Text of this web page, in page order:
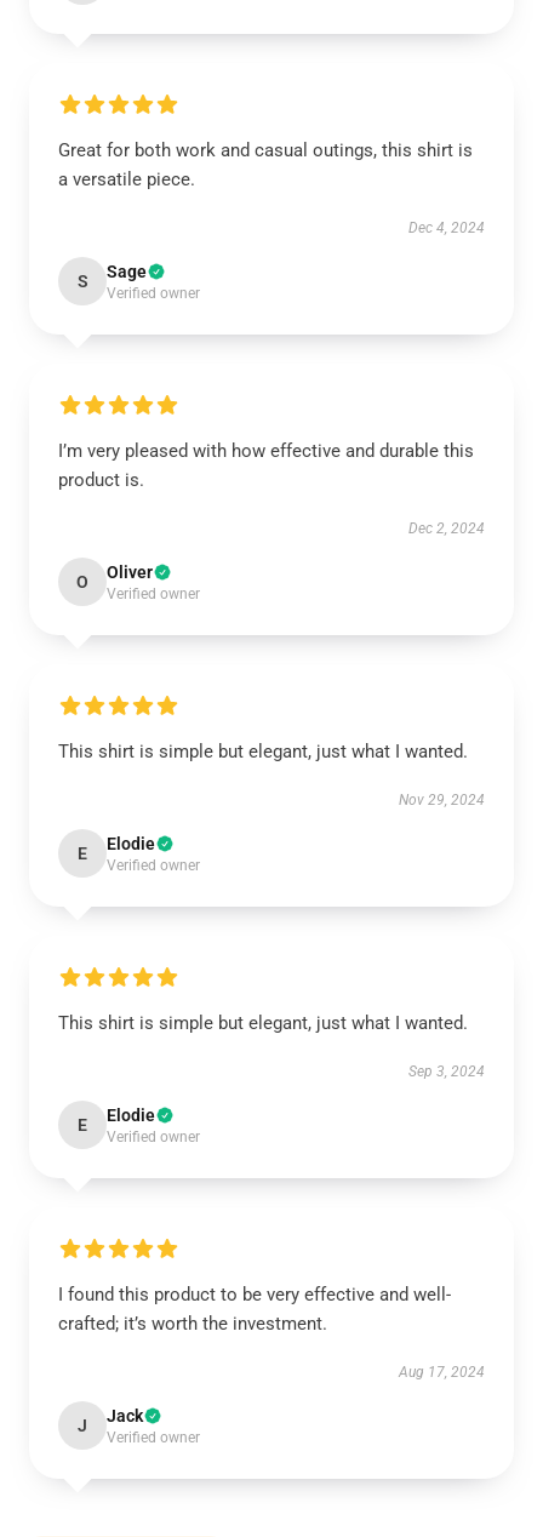
Great for both work and casual outings, this shirt is
a versatile piece.
Dec 4, 2024
S Sage
Verified owner
I’m very pleased with how effective and durable this
product is.
Dec 2, 2024
O Oliver
Verified owner
This shirt is simple but elegant, just what I wanted.
Nov 29, 2024
E Elodie
Verified owner
This shirt is simple but elegant, just what I wanted.
Sep 3, 2024
E Elodie
Verified owner
I found this product to be very effective and well-
crafted; it’s worth the investment.
Aug 17, 2024
J Jack
Verified owner